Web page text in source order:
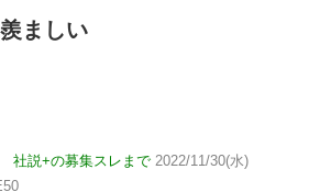
ましい
社説+の募集スレまで 2022/11/30(水)